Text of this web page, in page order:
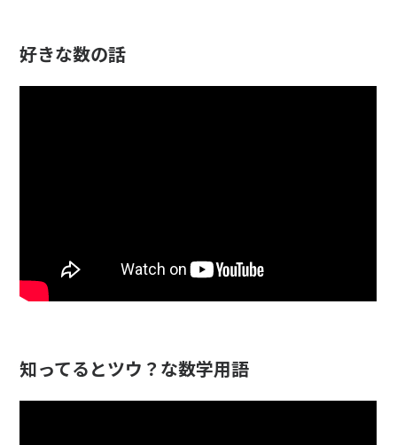
好きな数の話
知ってるとツウ？な数学用語